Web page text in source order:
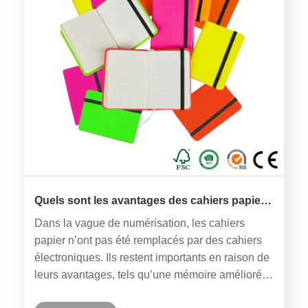
Quels sont les avantages des cahiers papier
Dans la vague de numérisation, les cahiers
papier n’ont pas été remplacés par des cahiers
électroniques. Ils restent importants en raison de
leurs avantages, tels qu’une mémoire améliorée,